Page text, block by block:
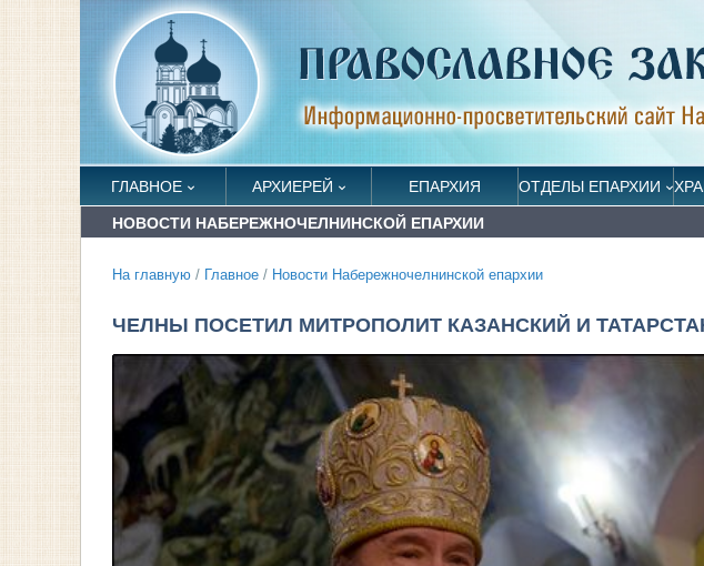
ГЛАВНОЕ АРХИЕРЕЙ ЕПАРХИЯ ОТДЕЛЫ ЕПАРХИИ
НОВОСТИ НАБЕРЕЖНОЧЕЛНИНСКОЙ ЕПАРХИИ
На главную / Главное / Новости Набережночелнинской епархии
ЧЕЛНЫ ПОСЕТИЛ МИТРОПОЛИТ КАЗАНСКИЙ И